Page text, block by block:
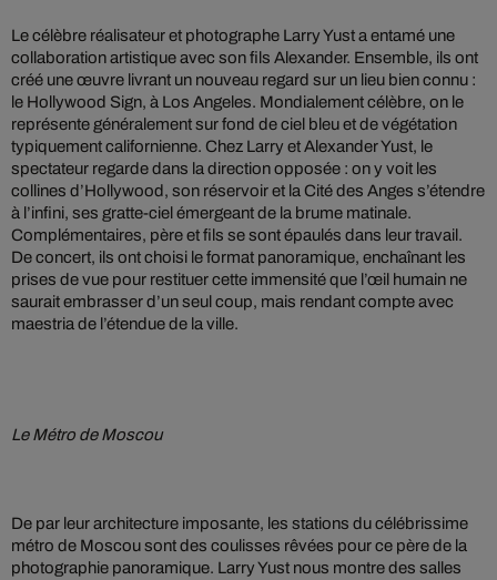
Le célèbre réalisateur et photographe Larry Yust a entamé une
collaboration artistique avec son fils Alexander. Ensemble, ils ont
créé une œuvre livrant un nouveau regard sur un lieu bien connu :
le Hollywood Sign, à Los Angeles. Mondialement célèbre, on le
représente généralement sur fond de ciel bleu et de végétation
typiquement californienne. Chez Larry et Alexander Yust, le
spectateur regarde dans la direction opposée : on y voit les
collines d’Hollywood, son réservoir et la Cité des Anges s’étendre
à l’infini, ses gratte-ciel émergeant de la brume matinale.
Complémentaires, père et fils se sont épaulés dans leur travail.
De concert, ils ont choisi le format panoramique, enchaînant les
prises de vue pour restituer cette immensité que l’œil humain ne
saurait embrasser d’un seul coup, mais rendant compte avec
maestria de l’étendue de la ville.
Le Métro de Moscou
De par leur architecture imposante, les stations du célébrissime
métro de Moscou sont des coulisses rêvées pour ce père de la
photographie panoramique. Larry Yust nous montre des salles